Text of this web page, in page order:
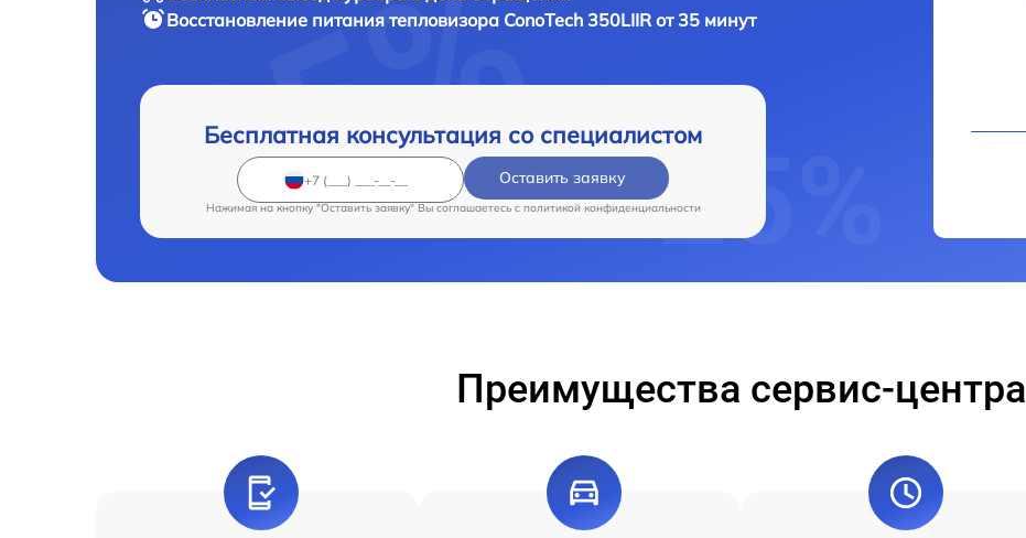
Восстановление питания тепловизора ConoTech 350LIIR от 35 минут
Бесплатная консультация со специалистом
Оставить заявку
Нажимая на кнопку "Оставить заявку" Вы соглашаетесь c политикой конфиденциальности
Преимущества сервис-центра